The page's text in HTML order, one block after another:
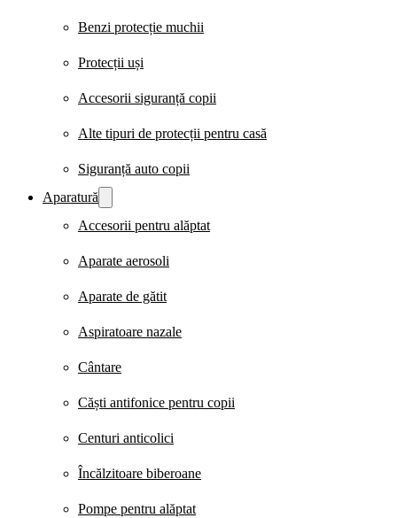
Benzi protecție muchii
Protecții uși
Accesorii siguranță copii
Alte tipuri de protecții pentru casă
Siguranță auto copii
Aparatură
Accesorii pentru alăptat
Aparate aerosoli
Aparate de gătit
Aspiratoare nazale
Cântare
Căști antifonice pentru copii
Centuri anticolici
Încălzitoare biberoane
Pompe pentru alăptat